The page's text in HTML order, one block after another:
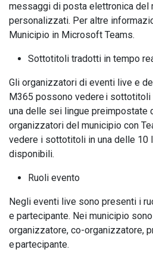
messaggi di posta elettronica del
personalizzati. Per altre
Municipio in Microsoft Teams.
Sottotitoli tradotti in tempo
Gli organizzatori di eventi live e
M365 possono vedere i
una delle sei lingue preimpostate
organizzatori del municipio con
vedere i sottotitoli in una delle 10
disponibili.
Ruoli evento
Negli eventi live sono presenti i
e partecipante. Nei municipio
organizzatore, co-organizzatore,
e partecipante.